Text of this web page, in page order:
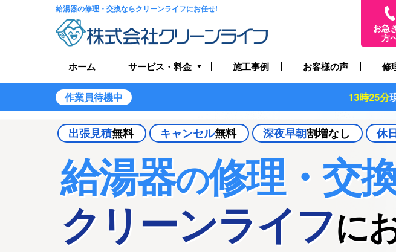
給湯器の修理・交換ならクリーンライフにお任せ!
お急
方
ホーム サービス・料金
トイレつまり・水漏れ
洗面所つまり・水漏れ
排水管つまり・水漏れ
施工事例 お客様の声 修
作業員待機中 現在、近隣に作業
出張見積無料 キャンセル無料 深夜早朝割増なし 休
給湯器の修理・交
クリーンライフに